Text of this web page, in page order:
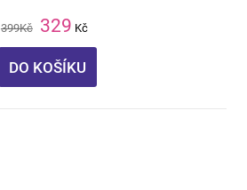
399Kč 329 Kč
DO KOŠÍKU